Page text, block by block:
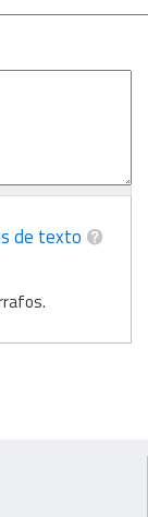
de texto